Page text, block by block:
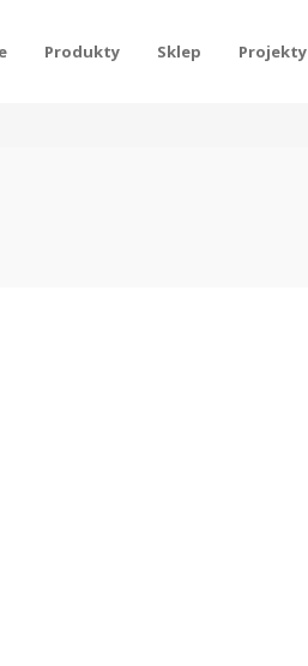
Produkty Sklep Projekty